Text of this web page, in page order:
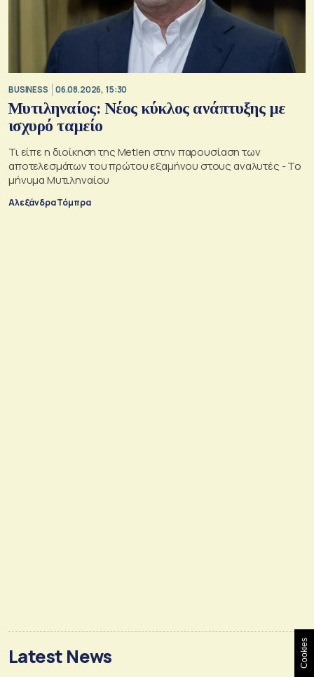
BUSINESS 06.08.2026, 15:30
Μυτιληναίος: Νέος κύκλος ανάπτυξης με
ισχυρό ταμείο
Τι είπε η διοίκηση της Metlen στην παρουσίαση των
αποτελεσμάτων του πρώτου εξαμήνου στους αναλυτές - Το
μήνυμα Μυτιληναίου
Αλεξάνδρα Τόμπρα
Latest News Cookies